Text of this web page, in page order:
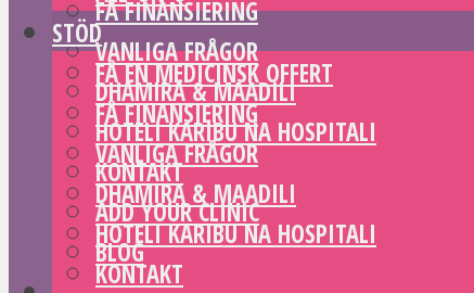
FÅ FINANSIERING
VANLIGA FRÅGOR
DHAMIRA & MAADILI
HOTELI KARIBU NA HOSPITALI
KONTAKT
ADD YOUR CLINIC
BLOG
STÖD
FÅ EN MEDICINSK OFFERT
FÅ FINANSIERING
VANLIGA FRÅGOR
DHAMIRA & MAADILI
HOTELI KARIBU NA HOSPITALI
KONTAKT